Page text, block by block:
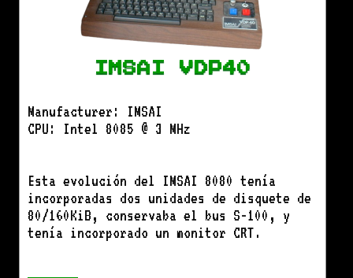
IMSAI VDP40
Manufacturer: IMSAI
CPU: Intel 8085 @ 3 MHz
Esta evolución del IMSAI 8080 tenía
incorporadas dos unidades de disquete de
80/160KiB, conservaba el bus S-100, y
tenía incorporado un monitor CRT.